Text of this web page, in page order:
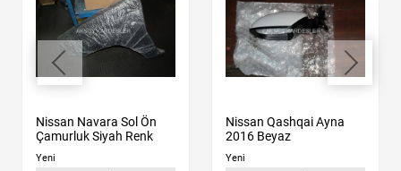
Nissan Navara Sol Ön
Çamurluk Siyah Renk
Yeni
Nissan Qashqai Ayna
2016 Beyaz
Yeni